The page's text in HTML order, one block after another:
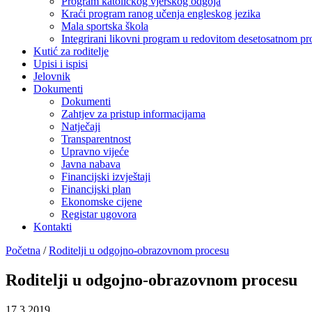
Kraći program ranog učenja engleskog jezika
Mala sportska škola
Integrirani likovni program u redovitom desetosatnom
Kutić za roditelje
Upisi i ispisi
Jelovnik
Dokumenti
Dokumenti
Zahtjev za pristup informacijama
Natječaji
Transparentnost
Upravno vijeće
Javna nabava
Financijski izvještaji
Financijski plan
Ekonomske cijene
Registar ugovora
Kontakti
Početna / Roditelji u odgojno-obrazovnom procesu
Roditelji u odgojno-obrazovnom procesu
17.3.2019.